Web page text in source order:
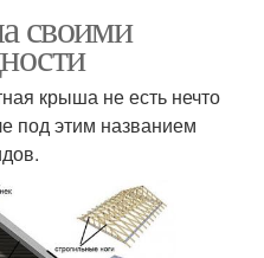
своими
крыша не есть нечто
под этим названием